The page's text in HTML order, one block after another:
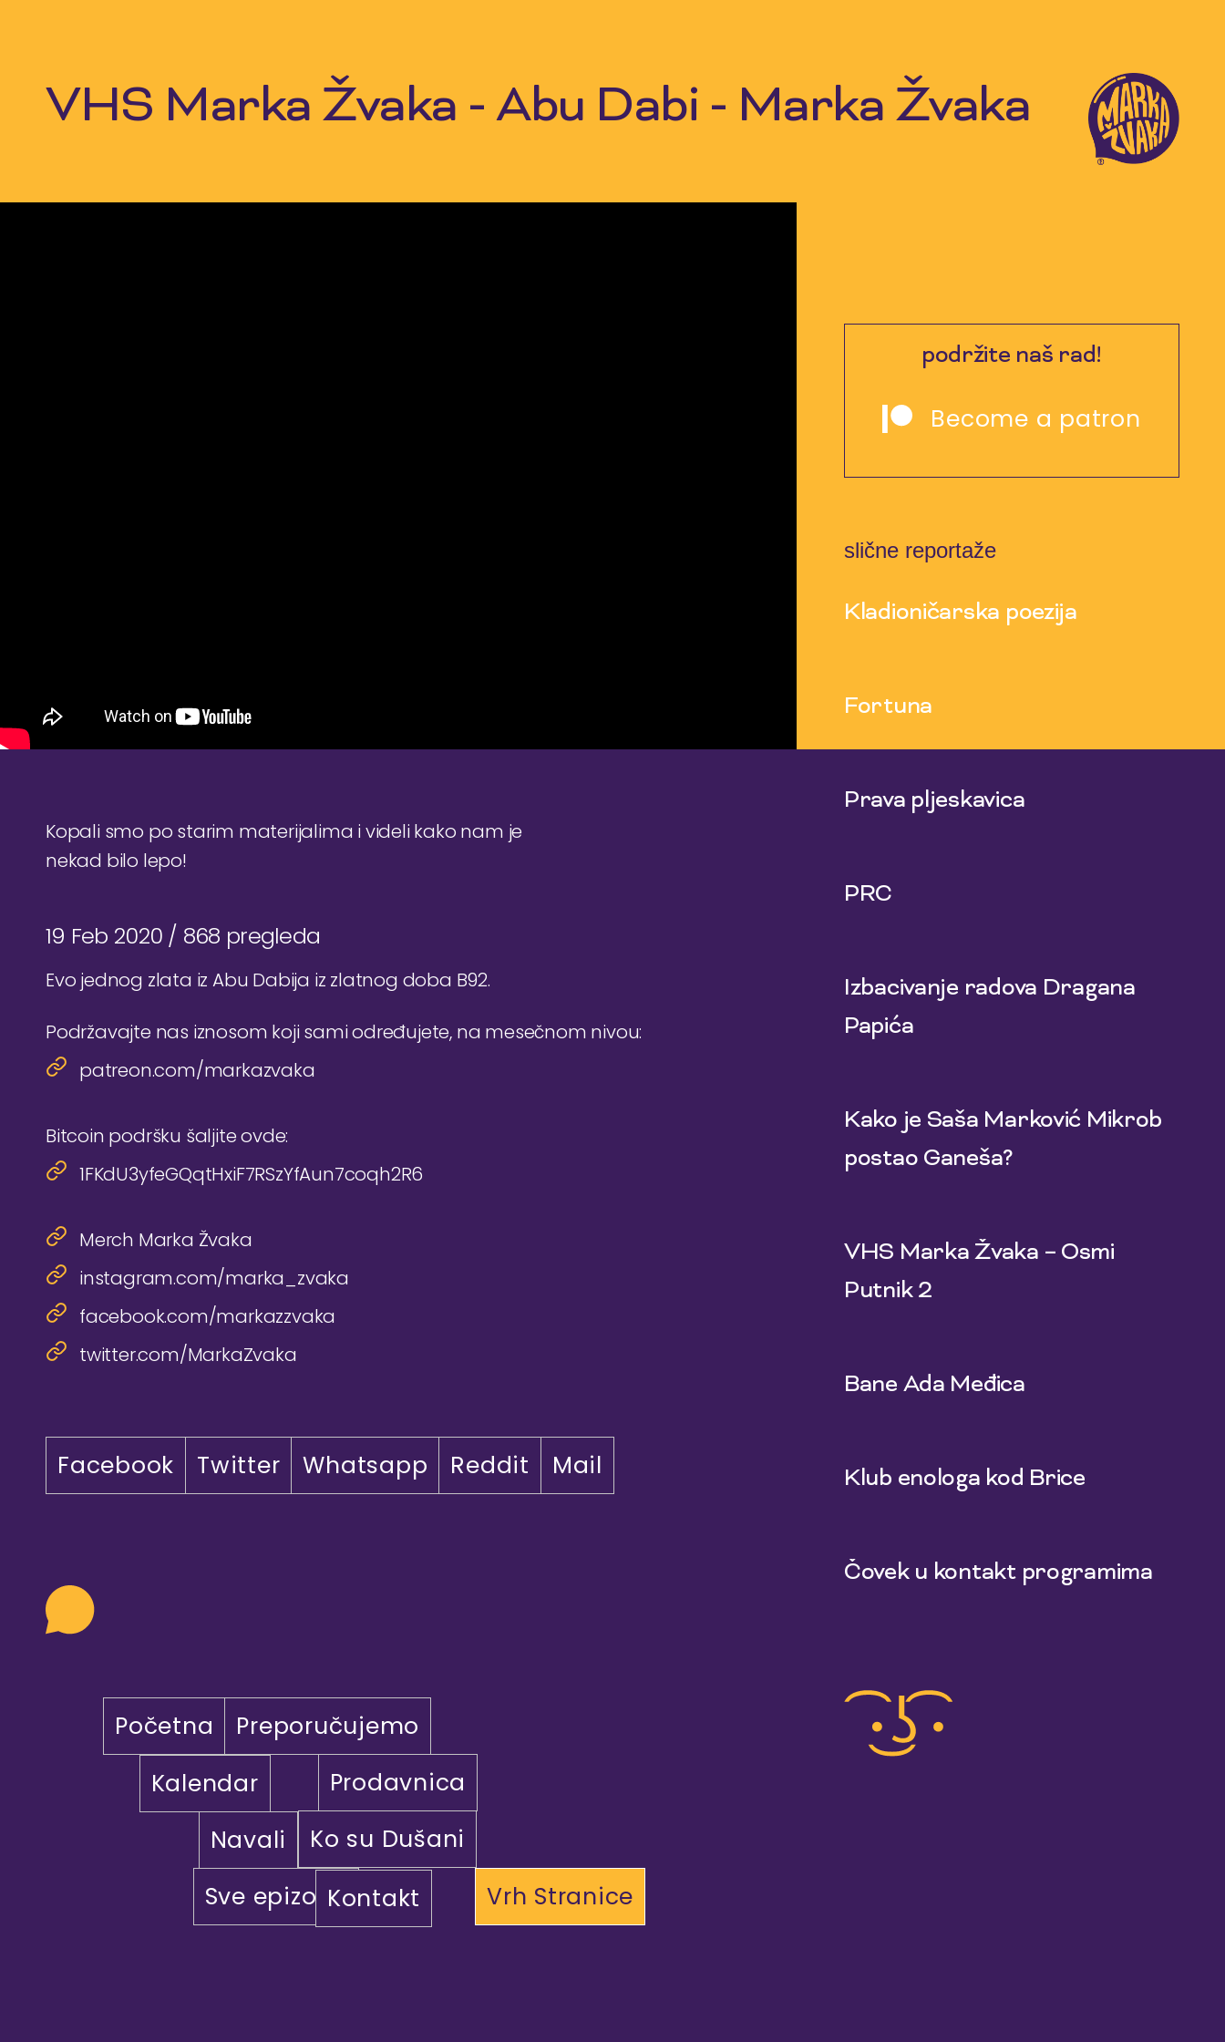
VHS Marka Žvaka - Abu Dabi - Marka Žvaka
Kopali smo po starim materijalima i videli kako nam je
nekad bilo lepo!
19 Feb 2020 / 868 pregleda
Evo jednog zlata iz Abu Dabija iz zlatnog doba B92.
Podržavajte nas iznosom koji sami određujete, na mesečnom nivou:
patreon.com/markazvaka
Bitcoin podršku šaljite ovde:
1FKdU3yfeGQqtHxiF7RSzYfAun7coqh2R6
Merch Marka Žvaka
instagram.com/marka_zvaka
facebook.com/markazzvaka
twitter.com/MarkaZvaka
Facebook Twitter Whatsapp Reddit Mail
Početna
Preporučujemo
Kalendar
Prodavnica
Navali
Ko su Dušani
Sve epizodeKontakt Vrh Stranice
podržite naš rad!
Become a patron
slične reportaže
Kladioničarska poezija
Fortuna
Prava pljeskavica
PRC
Izbacivanje radova Dragana
Papića
Kako je Saša Marković Mikrob
postao Ganeša?
VHS Marka Žvaka – Osmi
Putnik 2
Bane Ada Međica
Klub enologa kod Brice
Čovek u kontakt programima